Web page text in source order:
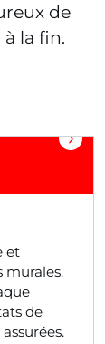
de
la fin.
›
et
murales.
de